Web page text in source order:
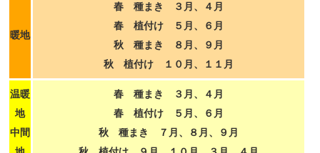
暖地
春 種まき ３月、４月
春 植付け ５月、６月
秋 種まき ８月、９月
秋 植付け １０月、１１月
温暖
地
中間
春 種まき ３月、４月
春 植付け ５月、６月
秋 種まき ７月、８月、９月